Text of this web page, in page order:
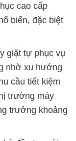
cao cấp
biến, đặc biệt
giặt tự phục vụ
nhờ xu hướng
cầu tiết kiệm
trường máy
trưởng khoảng